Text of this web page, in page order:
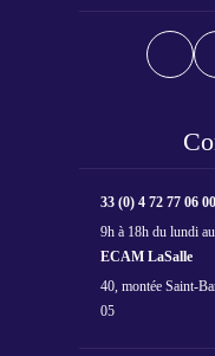
33 (0) 4 72 77 06 00
9h à 18h du lundi
ECAM LaSalle
40, montée Saint-
05